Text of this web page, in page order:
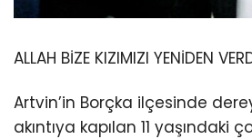
ALLAH BİZE KIZIMIZI YENİDEN
Artvin’in Borçka ilçesinde
akıntıya kapılan 11 yaşındaki